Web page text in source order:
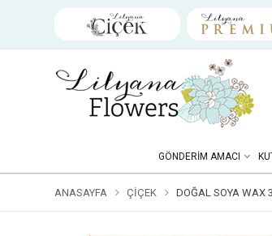
GÖNDERIM AMACI
ANASAYFA ÇIÇEK DOĞAL SOYA WAX